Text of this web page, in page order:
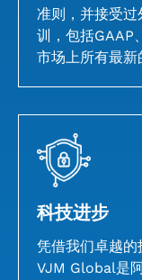
准则，并接受
训，包括GAAP
市场上所有最新
科技进步
凭借我们卓越的
VJM Global是